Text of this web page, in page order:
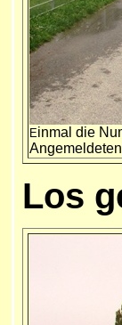
Einmal die
Los